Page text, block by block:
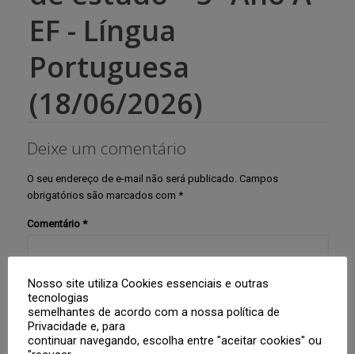
EF - Língua
Portuguesa
(18/06/2026)
Deixe um comentário
O seu endereço de e-mail não será publicado. Campos
obrigatórios são marcados com *
Comentário *
Nosso site utiliza Cookies essenciais e outras
tecnologias
semelhantes de acordo com a nossa política de
Privacidade e, para
continuar navegando, escolha entre "aceitar cookies" ou